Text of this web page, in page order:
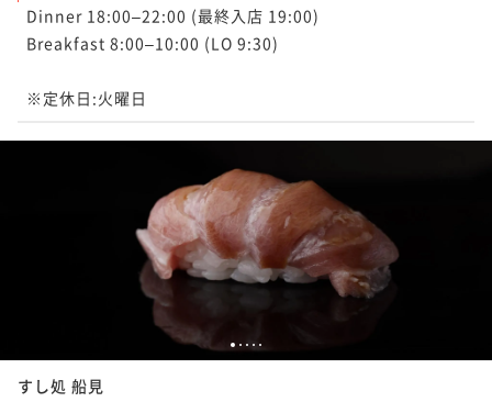
Dinner 18:00–22:00 (最終入店 19:00)
Breakfast 8:00–10:00 (LO 9:30)
※定休日:火曜日
1 2 3 4 5
すし処 船見